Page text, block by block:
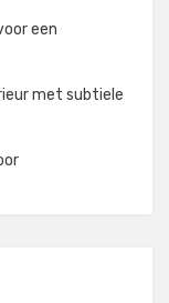
een
met subtiele